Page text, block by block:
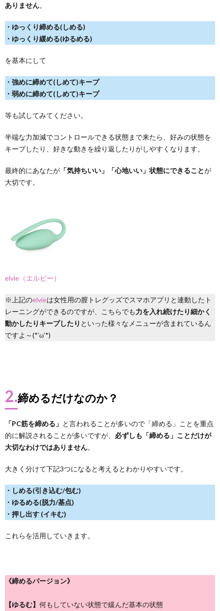
ありません。
・ゆっくり締める(しめる)
・ゆっくり緩める(ゆるめる)
を基本にして
・強めに締めて(しめて)キープ
・弱めに締めて(しめて)キープ
等も試してみてください。
半端な力加減でコントロールできる状態まで来たら、好みの状態を
キープしたり、好きな動きを繰り返したりがしやすくなります。
最終的にあなたが 「気持ちいい」「心地いい」状態にできることが
大切です。
elvie（エルビー）
※上記のelvieは女性用の膣トレグッズでスマホアプリと連動したト
レーニングができるのですが、こちらでも力を入れ続けたり細かく
動かしたりキープしたり といった様々なメニューが含まれているん
ですよ～(*’ω’*)
2.締めるだけなのか？
「PC筋を締める」 と言われることが多いので「締める」ことを重点
的に解説されることが多いですが、 必ずしも「締める」ことだけが
大切なわけではありません。
大きく分けて下記3つになると考えるとわかりやすいです。
・しめる(引き込む/包む)
・ゆるめる(脱力/基点)
・押し出す (イキむ)
これらを活用していきます。
《締めるバージョン》
【ゆるむ】 何もしていない状態で緩んだ基本の状態